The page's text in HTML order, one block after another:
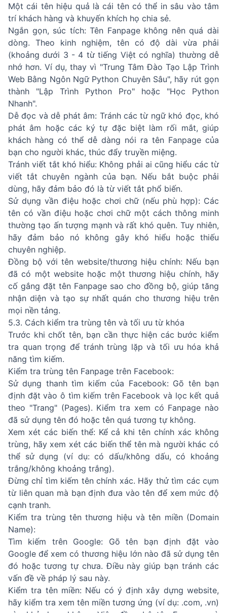
Một cái tên hiệu quả là cái tên có thể in sâu vào tâm
trí khách hàng và khuyến khích họ chia sẻ.
Ngắn gọn, súc tích: Tên Fanpage không nên quá dài
dòng. Theo kinh nghiệm, tên có độ dài vừa phải
(khoảng dưới 3 - 4 từ tiếng Việt có nghĩa) thường dễ
nhớ hơn. Ví dụ, thay vì "Trung Tâm Đào Tạo Lập Trình
Web Bằng Ngôn Ngữ Python Chuyên Sâu", hãy rút gọn
thành "Lập Trình Python Pro" hoặc "Học Python
Nhanh".
Dễ đọc và dễ phát âm: Tránh các từ ngữ khó đọc, khó
phát âm hoặc các ký tự đặc biệt làm rối mắt, giúp
khách hàng có thể dễ dàng nói ra tên Fanpage của
bạn cho người khác, thúc đẩy truyền miệng.
Tránh viết tắt khó hiểu: Không phải ai cũng hiểu các từ
viết tắt chuyên ngành của bạn. Nếu bắt buộc phải
dùng, hãy đảm bảo đó là từ viết tắt phổ biến.
Sử dụng vần điệu hoặc chơi chữ (nếu phù hợp): Các
tên có vần điệu hoặc chơi chữ một cách thông minh
thường tạo ấn tượng mạnh và rất khó quên. Tuy nhiên,
hãy đảm bảo nó không gây khó hiểu hoặc thiếu
chuyên nghiệp.
Đồng bộ với tên website/thương hiệu chính: Nếu bạn
đã có một website hoặc một thương hiệu chính, hãy
cố gắng đặt tên Fanpage sao cho đồng bộ, giúp tăng
nhận diện và tạo sự nhất quán cho thương hiệu trên
mọi nền tảng.
5.3. Cách kiểm tra trùng tên và tối ưu từ khóa
Trước khi chốt tên, bạn cần thực hiện các bước kiểm
tra quan trọng để tránh trùng lặp và tối ưu hóa khả
năng tìm kiếm.
Kiểm tra trùng tên Fanpage trên Facebook:
Sử dụng thanh tìm kiếm của Facebook: Gõ tên bạn
định đặt vào ô tìm kiếm trên Facebook và lọc kết quả
theo "Trang" (Pages). Kiểm tra xem có Fanpage nào
đã sử dụng tên đó hoặc tên quá tương tự không.
Xem xét các biến thể: Kể cả khi tên chính xác không
trùng, hãy xem xét các biến thể tên mà người khác có
thể sử dụng (ví dụ: có dấu/không dấu, có khoảng
trắng/không khoảng trắng).
Đừng chỉ tìm kiếm tên chính xác. Hãy thử tìm các cụm
từ liên quan mà bạn định đưa vào tên để xem mức độ
cạnh tranh.
Kiểm tra trùng tên thương hiệu và tên miền (Domain
Name):
Tìm kiếm trên Google: Gõ tên bạn định đặt vào
Google để xem có thương hiệu lớn nào đã sử dụng tên
đó hoặc tương tự chưa. Điều này giúp bạn tránh các
vấn đề về pháp lý sau này.
Kiểm tra tên miền: Nếu có ý định xây dựng website,
hãy kiểm tra xem tên miền tương ứng (ví dụ: .com, .vn)